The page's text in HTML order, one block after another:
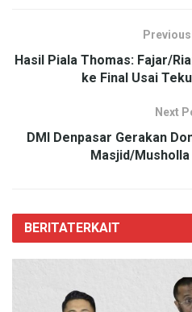
Hasil Piala Thomas: Fajar/
ke Final Usai
Next
DMI Denpasar Gerakan
Masjid/
BERITATERKAIT